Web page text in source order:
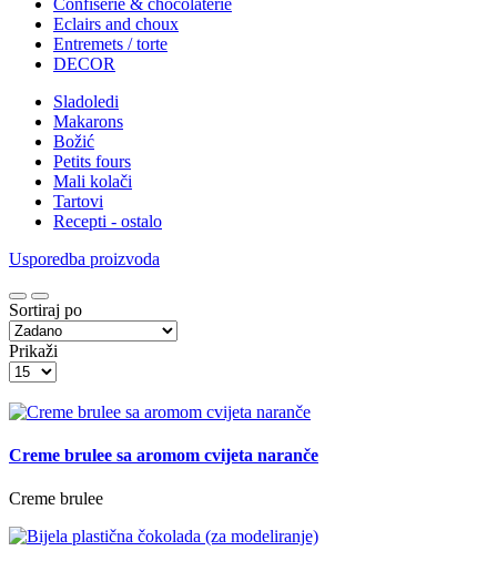
Eclairs and choux
Entremets / torte
DECOR
Sladoledi
Makarons
Božić
Petits fours
Mali kolači
Tartovi
Recepti - ostalo
Usporedba proizvoda
Sortiraj po
Prikaži
Creme brulee sa aromom cvijeta naranče
Creme brulee